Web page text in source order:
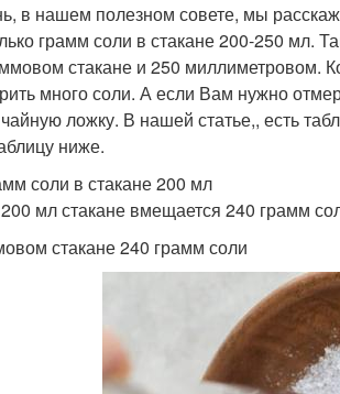
в нашем полезном совете, мы
грамм соли в стакане 200-250 мл.
стакане и 250 миллиметровом.
много соли. А если Вам нужно
ложку. В нашей статье,, есть
ниже.
соли в стакане 200 мл
мл стакане вмещается 240 грамм
стакане 240 грамм соли